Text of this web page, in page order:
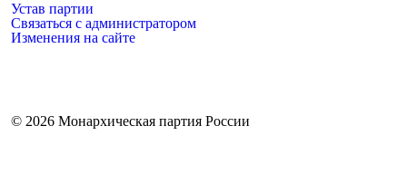
Устав партии
Связаться с администратором
Изменения на сайте
© 2026 Монархическая партия России